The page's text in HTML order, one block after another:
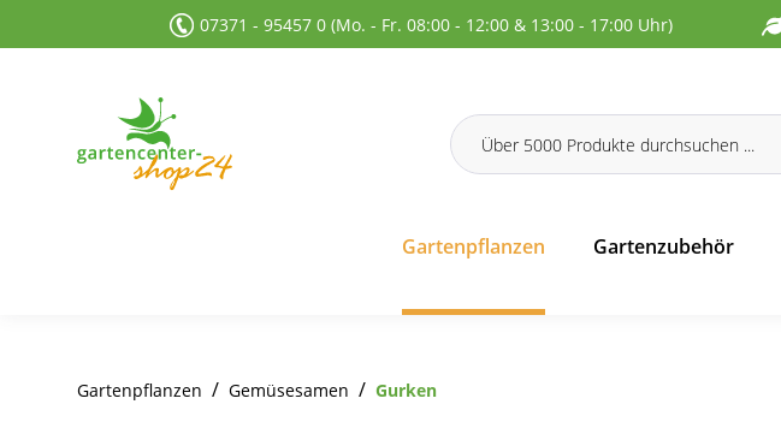
Zur Hauptnavigation springen
07371 - 95457 0 (Mo. - Fr. 08:00 - 12:00 & 13:00 - 17:00 Uhr)
Gartenpflanzen Gartenzubehör
Gartenpflanzen / Gemüsesamen / Gurken